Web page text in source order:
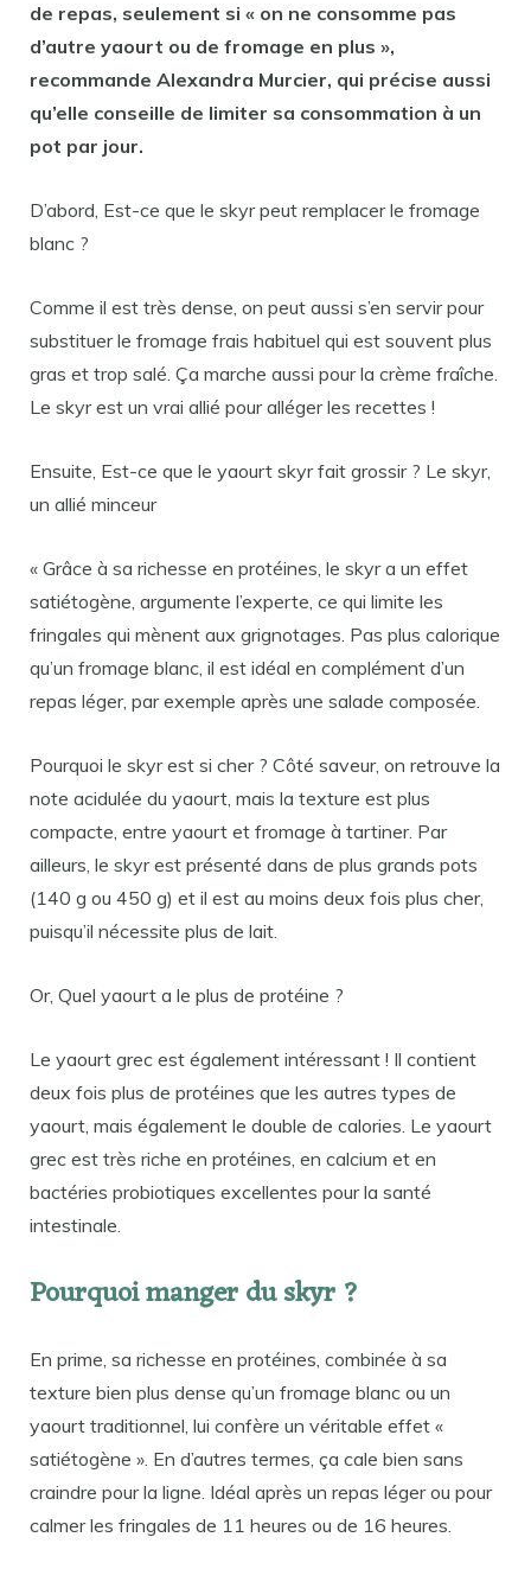
de repas, seulement si « on ne consomme pas
d’autre yaourt ou de fromage en plus »,
recommande Alexandra Murcier, qui précise aussi
qu’elle conseille de limiter sa consommation à un
pot par jour.
D’abord, Est-ce que le skyr peut remplacer le fromage
blanc ?
Comme il est très dense, on peut aussi s’en servir pour
substituer le fromage frais habituel qui est souvent plus
gras et trop salé. Ça marche aussi pour la crème fraîche.
Le skyr est un vrai allié pour alléger les recettes !
Ensuite, Est-ce que le yaourt skyr fait grossir ? Le skyr,
un allié minceur
« Grâce à sa richesse en protéines, le skyr a un effet
satiétogène, argumente l’experte, ce qui limite les
fringales qui mènent aux grignotages. Pas plus calorique
qu’un fromage blanc, il est idéal en complément d’un
repas léger, par exemple après une salade composée.
Pourquoi le skyr est si cher ? Côté saveur, on retrouve la
note acidulée du yaourt, mais la texture est plus
compacte, entre yaourt et fromage à tartiner. Par
ailleurs, le skyr est présenté dans de plus grands pots
(140 g ou 450 g) et il est au moins deux fois plus cher,
puisqu’il nécessite plus de lait.
Or, Quel yaourt a le plus de protéine ?
Le yaourt grec est également intéressant ! Il contient
deux fois plus de protéines que les autres types de
yaourt, mais également le double de calories. Le yaourt
grec est très riche en protéines, en calcium et en
bactéries probiotiques excellentes pour la santé
intestinale.
Pourquoi manger du skyr ?
En prime, sa richesse en protéines, combinée à sa
texture bien plus dense qu’un fromage blanc ou un
yaourt traditionnel, lui confère un véritable effet «
satiétogène ». En d’autres termes, ça cale bien sans
craindre pour la ligne. Idéal après un repas léger ou pour
calmer les fringales de 11 heures ou de 16 heures.